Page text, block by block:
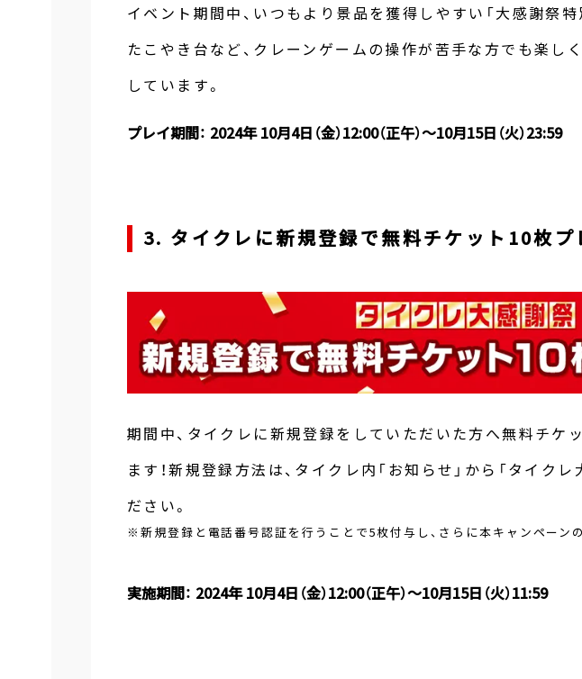
イベント期間中、いつもより景品を獲得しやすい「大感謝祭特
たこやき台など、クレーンゲームの操作が苦手な方でも楽し
しています。
プレイ期間： 2024年 10月4日（金）12:00（正午）～10月15日（火）23:59
3. タイクレに新規登録で無料チケット10枚プ
期間中、タイクレに新規登録をしていただいた方へ無料チケ
ます！新規登録方法は、タイクレ内「お知らせ」から「タイク
ださい。
※新規登録と電話番号認証を行うことで5枚付与し、さらに本キャンペーン
実施期間： 2024年 10月4日（金）12:00（正午）～10月15日（火）11:59